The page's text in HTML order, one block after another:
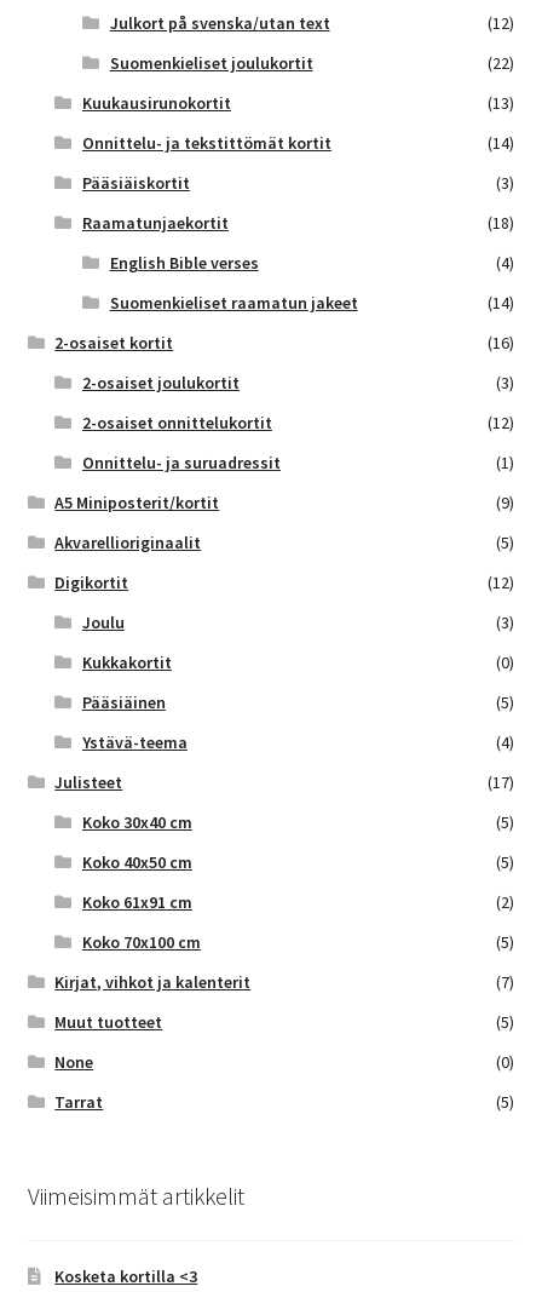
Julkort på svenska/utan text
(12)
Suomenkieliset joulukortit
(22)
Kuukausirunokortit
(13)
Onnittelu- ja tekstittömät kortit
(14)
Pääsiäiskortit
(3)
Raamatunjaekortit
(18)
English Bible verses
(4)
Suomenkieliset raamatun jakeet
(14)
2-osaiset kortit
(16)
2-osaiset joulukortit
(3)
2-osaiset onnittelukortit
(12)
Onnittelu- ja suruadressit
(1)
A5 Miniposterit/kortit
(9)
Akvarellioriginaalit
(5)
Digikortit
(12)
Joulu
(3)
Kukkakortit
(0)
Pääsiäinen
(5)
Ystävä-teema
(4)
Julisteet
(17)
Koko 30x40 cm
(5)
Koko 40x50 cm
(5)
Koko 61x91 cm
(2)
Koko 70x100 cm
(5)
Kirjat, vihkot ja kalenterit
(7)
Muut tuotteet
(5)
None
(0)
Tarrat
(5)
Viimeisimmät artikkelit
Kosketa kortilla <3